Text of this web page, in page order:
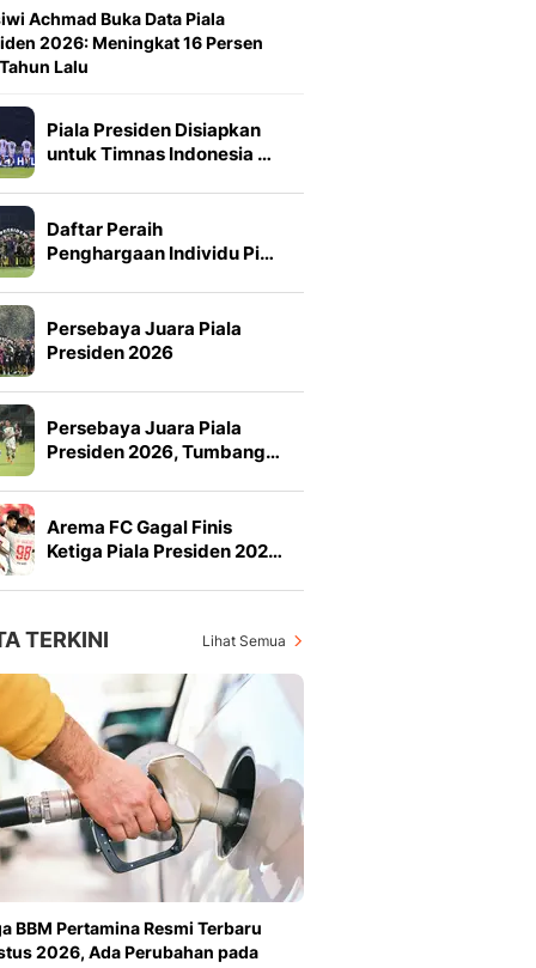
Achmad Buka Data Piala
2026: Meningkat 16 Persen
Lalu
Piala Presiden Disiapkan
untuk Timnas Indonesia …
Daftar Peraih
Penghargaan Individu Pi…
Persebaya Juara Piala
Presiden 2026
Persebaya Juara Piala
Presiden 2026, Tumbang…
Arema FC Gagal Finis
Ketiga Piala Presiden 202…
TERKINI Lihat Semua
BBM Pertamina Resmi Terbaru
2026, Ada Perubahan pada